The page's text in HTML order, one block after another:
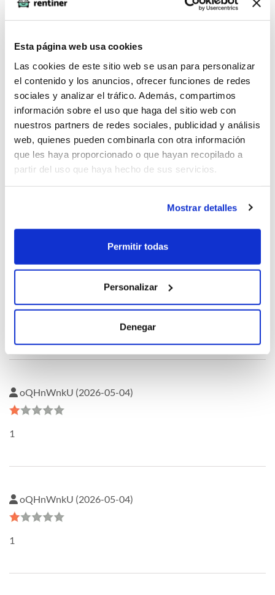
Esta página web usa cookies
Las cookies de este sitio web se usan para personalizar
el contenido y los anuncios, ofrecer funciones de redes
sociales y analizar el tráfico. Además, compartimos
información sobre el uso que haga del sitio web con
nuestros partners de redes sociales, publicidad y análisis
web, quienes pueden combinarla con otra información
que les haya proporcionado o que hayan recopilado a
partir del uso que haya hecho de sus servicios.
Mostrar detalles
Permitir todas
Personalizar
Denegar
oQHnWnkU (2026-05-04)
oQHnWnkU (2026-05-04)
oQHnWnkU (2026-05-04)
1
oQHnWnkU (2026-05-04)
1